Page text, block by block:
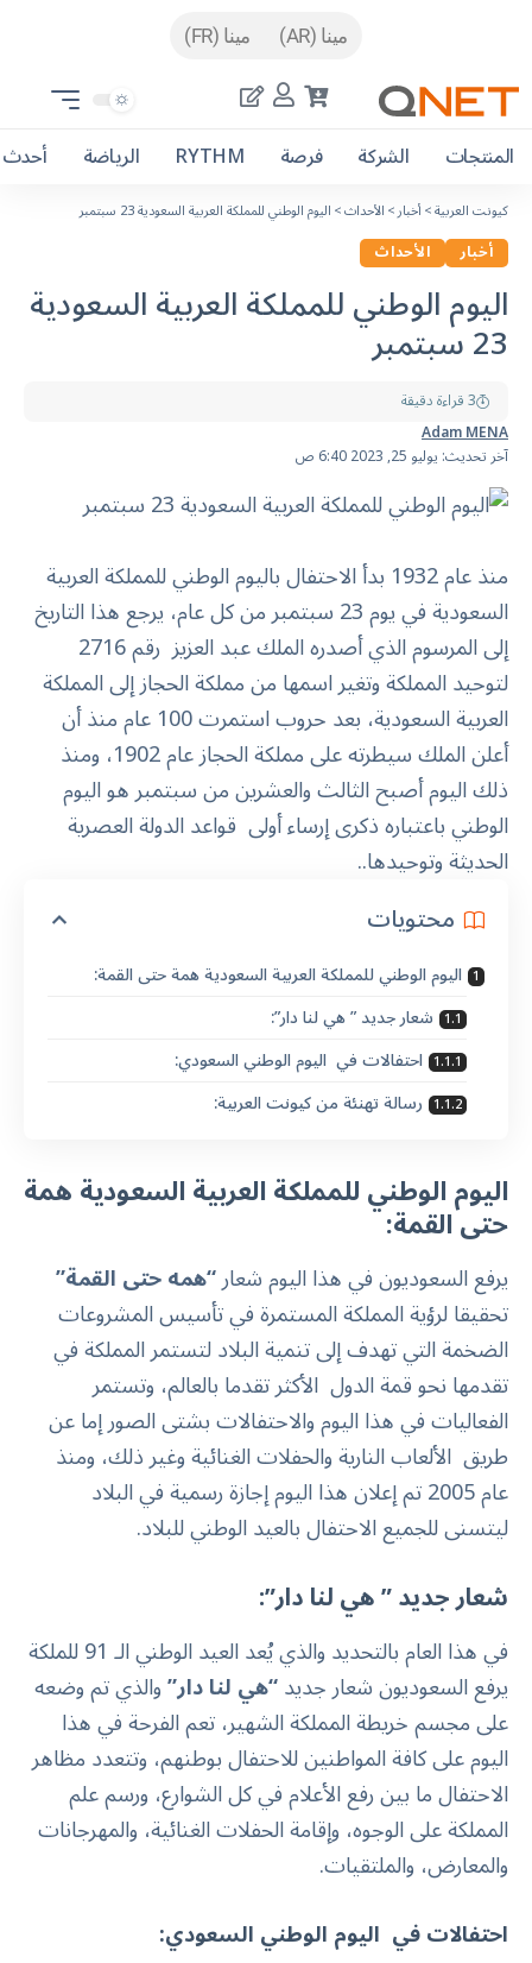
مينا (AR) مينا (FR)
المنتجات الشركة فرصة RYTHM الرياضة أحدث
كيونت العربية>أخبار>الأحداث>اليوم الوطني للمملكة العربية السعودية 23 سبتمبر
أخبار الأحداث
اليوم الوطني للمملكة العربية السعودية
23 سبتمبر
آخر تحديث: يوليو 25, 2023 6:40 ص
Adam MENA
3 قراءة دقيقة
منذ عام 1932 بدأ الاحتفال باليوم الوطني للمملكة العربية
السعودية في يوم 23 سبتمبر من كل عام، يرجع هذا التاريخ
إلى المرسوم الذي أصدره الملك عبد العزيز رقم 2716
لتوحيد المملكة وتغير اسمها من مملكة الحجاز إلى المملكة
العربية السعودية، بعد حروب استمرت 100 عام منذ أن
أعلن الملك سيطرته على مملكة الحجاز عام 1902، ومنذ
ذلك اليوم أصبح الثالث والعشرين من سبتمبر هو اليوم
الوطني باعتباره ذكرى إرساء أولى قواعد الدولة العصرية
الحديثة وتوحيدها..
محتويات
اليوم الوطني للمملكة العربية السعودية همة حتى القمة:
شعار جديد ” هي لنا دار”:
احتفالات في اليوم الوطني السعودي:
رسالة تهنئة من كيونت العربية:
اليوم الوطني للمملكة العربية السعودية همة
حتى القمة:
يرفع السعوديون في هذا اليوم شعار“همه حتى القمة”
تحقيقا لرؤية المملكة المستمرة في تأسيس المشروعات
الضخمة التي تهدف إلى تنمية البلاد لتستمر المملكة في
تقدمها نحو قمة الدول الأكثر تقدما بالعالم، وتستمر
الفعاليات في هذا اليوم والاحتفالات بشتى الصور إما عن
طريق الألعاب النارية والحفلات الغنائية وغير ذلك، ومنذ
عام 2005 تم إعلان هذا اليوم إجازة رسمية في البلاد
ليتسنى للجميع الاحتفال بالعيد الوطني للبلاد.
شعار جديد ” هي لنا دار”:
في هذا العام بالتحديد والذي يُعد العيد الوطني الـ 91 للملكة
يرفع السعوديون شعار جديد“هي لنا دار”والذي تم وضعه
على مجسم خريطة المملكة الشهير، تعم الفرحة في هذا
اليوم على كافة المواطنين للاحتفال بوطنهم، وتتعدد مظاهر
الاحتفال ما بين رفع الأعلام في كل الشوارع، ورسم علم
المملكة على الوجوه، وإقامة الحفلات الغنائية، والمهرجانات
والمعارض، والملتقيات.
احتفالات في اليوم الوطني السعودي: